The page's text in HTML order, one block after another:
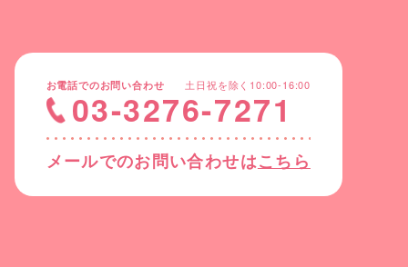
お電話でのお問い合わせ 土日祝を除く10:00-16:00
03-3276-7271
メールでのお問い合わせはこちら